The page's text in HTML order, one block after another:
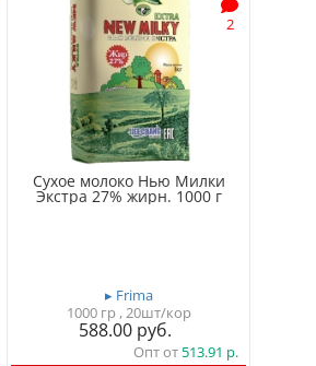
2
Сухое молоко Нью Милки
Экстра 27% жирн. 1000 г
▸ Frima
1000 гр , 20шт/кор
588.00
Опт от 513.91